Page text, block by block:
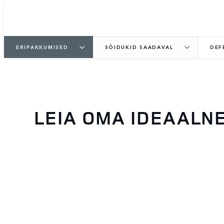
ERIPAKKUMISED SÕIDUKID SAADAVAL
LEIA OMA